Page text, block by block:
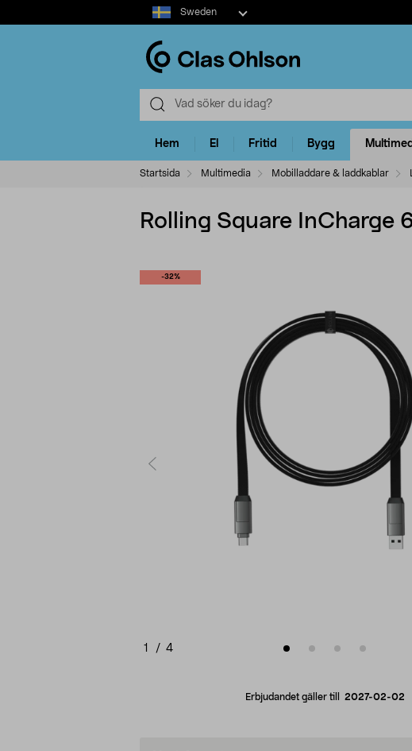
Select
market
Sweden
Hem El Fritid Bygg
Startsida Multimedia Mobilladdare & laddkablar
Rolling Square InCharge
-32%
1 / 4
Erbjudandet gäller till 2027-02-02